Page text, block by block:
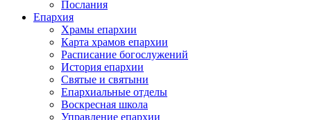
Послания
Епархия
Храмы епархии
Карта храмов епархии
Расписание богослужений
История епархии
Святые и святыни
Епархиальные отделы
Воскресная школа
Управление епархии